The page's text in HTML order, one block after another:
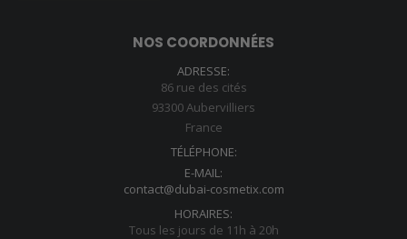
NOS COORDONNÉES
ADRESSE:
86 rue des cités
93300 Aubervilliers
France
TÉLÉPHONE:
E-MAIL:
contact@dubai-cosmetix.com
HORAIRES:
Tous les jours de 11h à 20h